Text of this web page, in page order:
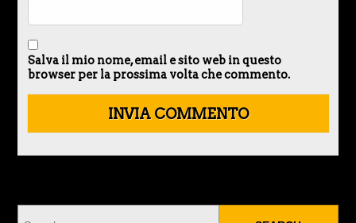
Salva il mio nome, email e sito web in questo
browser per la prossima volta che commento.